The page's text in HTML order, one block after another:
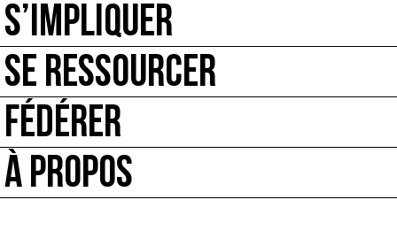
S’IMPLIQUER
SE RESSOURCER
FÉDÉRER
À PROPOS